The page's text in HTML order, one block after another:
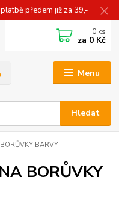
předem již za 39,-
Menu
Hledat
0 ks
za 0 Kč
BARVY
BORŮVKY